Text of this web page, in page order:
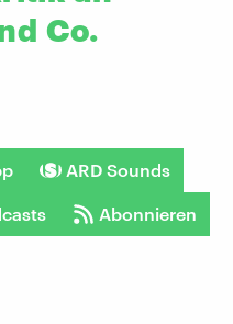
Co.
ARD Sounds
Abonnieren